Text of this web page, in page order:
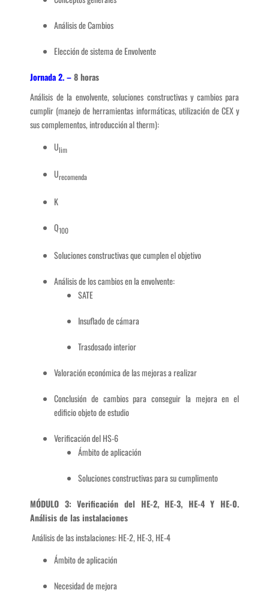
Análisis de Cambios
Elección de sistema de Envolvente
Jornada 2. –8 horas
Análisis de la envolvente, soluciones constructivas y cambios para
cumplir (manejo de herramientas informáticas, utilización de CEX y
sus complementos, introducción al therm):
Ulim
Urecomenda
K
Q100
Soluciones constructivas que cumplen el objetivo
Análisis de los cambios en la envolvente:
SATE
Insuflado de cámara
Trasdosado interior
Valoración económica de las mejoras a realizar
Conclusión de cambios para conseguir la mejora en el
edificio objeto de estudio
Verificación del HS-6
Ámbito de aplicación
Soluciones constructivas para su cumplimento
MÓDULO 3: Verificación del HE-2, HE-3, HE-4 Y HE-0.
Análisis de las instalaciones
Análisis de las instalaciones: HE-2, HE-3, HE-4
Ámbito de aplicación
Necesidad de mejora